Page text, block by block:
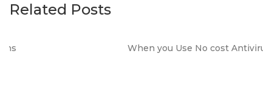
Related Posts
When you Use No cost Antivirus?